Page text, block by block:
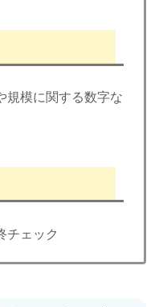
規模に関する数字な
チェック